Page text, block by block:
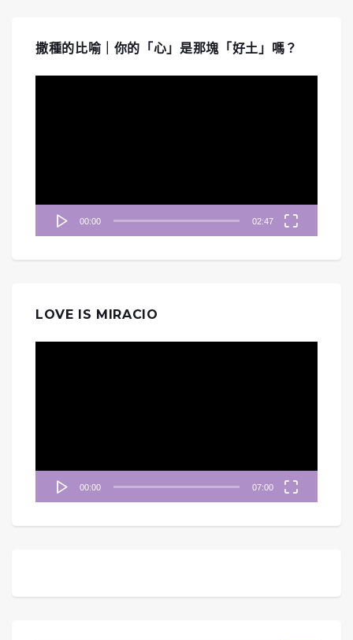
撒種的比喻｜你的「心」是那塊「好土」嗎？
00:00 02:47
LOVE IS MIRACIO
00:00 07:00